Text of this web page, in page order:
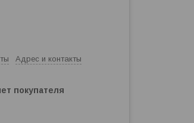
Адрес и контакты
покупателя